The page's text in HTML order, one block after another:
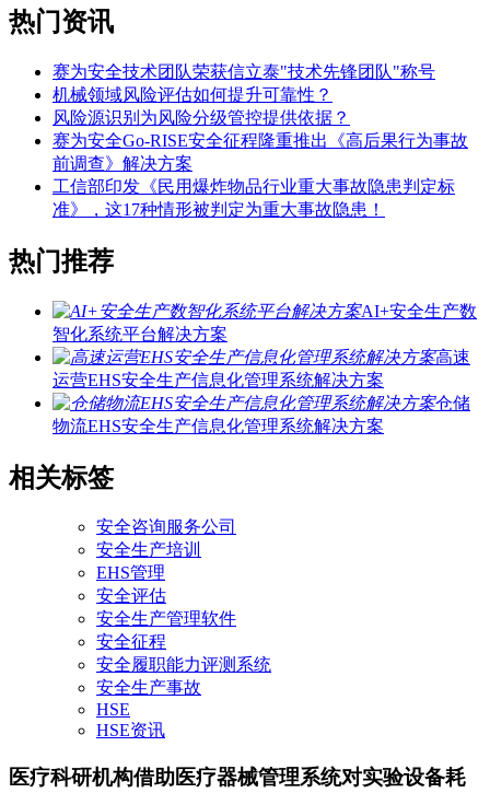
热门资讯
赛为安全技术团队荣获信立泰"技术先锋团队"称号
机械领域风险评估如何提升可靠性？
风险源识别为风险分级管控提供依据？
赛为安全Go-RISE安全征程隆重推出《高后果行为事故
前调查》解决方案
工信部印发《民用爆炸物品行业重大事故隐患判定标
准》，这17种情形被判定为重大事故隐患！
热门推荐
AI+安全生产数
智化系统平台解决方案
高速
运营EHS安全生产信息化管理系统解决方案
仓储
物流EHS安全生产信息化管理系统解决方案
相关标签
安全咨询服务公司
安全生产培训
EHS管理
安全评估
安全生产管理软件
安全征程
安全履职能力评测系统
安全生产事故
HSE
HSE资讯
医疗科研机构借助医疗器械管理系统对实验设备耗